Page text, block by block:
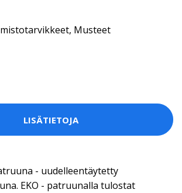
, Musteet
LISÄTIETOJA
- uudelleentäytetty
EKO - patruunalla tulostat